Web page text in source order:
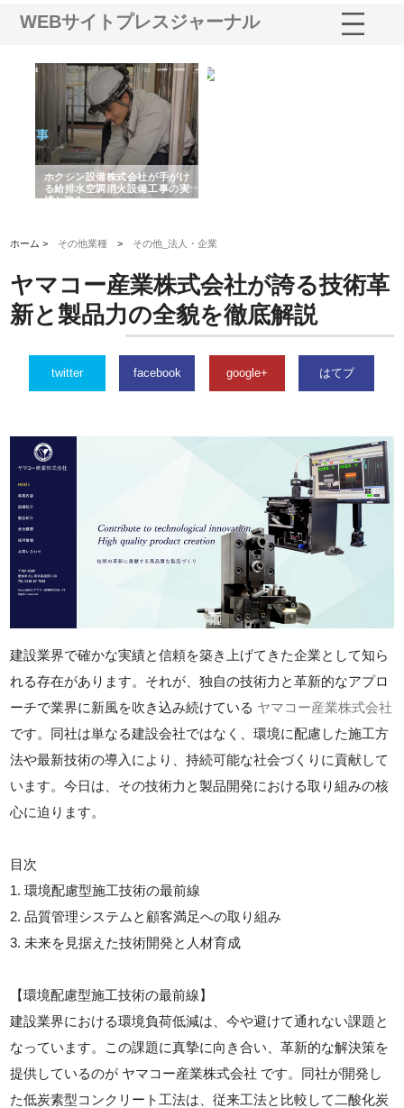
WEBサイトプレスジャーナル
ホクシン設備株式会社が手がけ
る給排水空調消火設備工事の実
績と強み
ホーム > その他業種 > その他_法人・企業
ヤマコー産業株式会社が誇る技術革
新と製品力の全貌を徹底解説
twitter facebook google+ はてブ
建設業界で確かな実績と信頼を築き上げてきた企業として知ら
れる存在があります。それが、独自の技術力と革新的なアプロ
ーチで業界に新風を吹き込み続けている ヤマコー産業株式会社
です。同社は単なる建設会社ではなく、環境に配慮した施工方
法や最新技術の導入により、持続可能な社会づくりに貢献して
います。今日は、その技術力と製品開発における取り組みの核
心に迫ります。
目次
1. 環境配慮型施工技術の最前線
2. 品質管理システムと顧客満足への取り組み
3. 未来を見据えた技術開発と人材育成
【環境配慮型施工技術の最前線】
建設業界における環境負荷低減は、今や避けて通れない課題と
なっています。この課題に真摯に向き合い、革新的な解決策を
提供しているのが ヤマコー産業株式会社 です。同社が開発し
た低炭素型コンクリート工法は、従来工法と比較して二酸化炭